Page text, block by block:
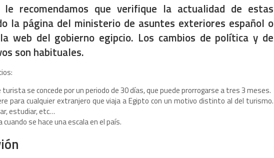
le recomendamos que verifique la actualidad de estas
la página del ministerio de asuntes exteriores español o
web del gobierno egipcio. Los cambios de política y de
son habituales.
turista se concede por un periodo de 30 días, que puede prorrogarse a tres 3 meses.
para cualquier extranjero que viaja a Egipto con un motivo distinto al del turismo.
estudiar, etc…
cuando se hace una escala en el país.